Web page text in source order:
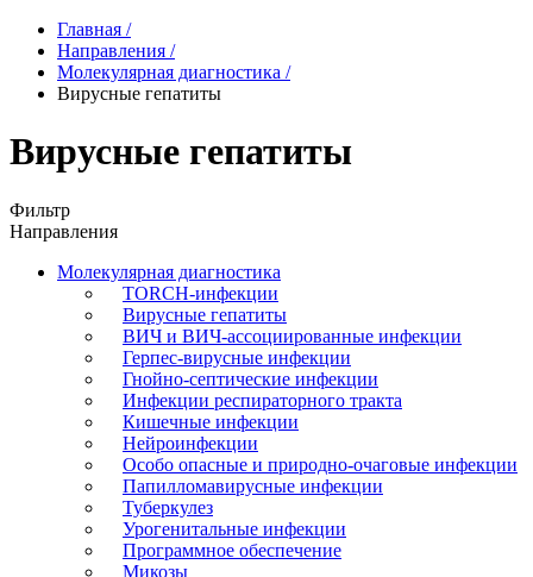
Главная /
Направления /
Молекулярная диагностика /
Вирусные гепатиты
Вирусные гепатиты
Фильтр
Направления
Молекулярная диагностика
TORCH-инфекции
Вирусные гепатиты
ВИЧ и ВИЧ-ассоциированные инфекции
Герпес-вирусные инфекции
Гнойно-септические инфекции
Инфекции респираторного тракта
Кишечные инфекции
Нейроинфекции
Особо опасные и природно-очаговые инфекции
Папилломавирусные инфекции
Туберкулез
Урогенитальные инфекции
Программное обеспечение
Микозы